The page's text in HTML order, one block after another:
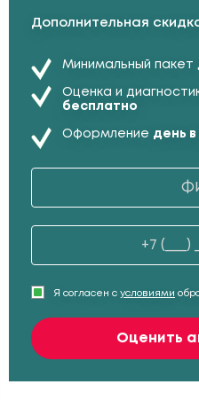
Дополнительная
Минимальный пакет
Оценка и
бесплатно
Оформление день в
Я согласен с условиями
Оценить